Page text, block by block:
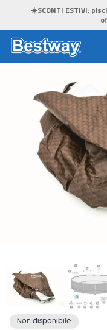
☀️SCONTI ESTIVI:
Non disponibile